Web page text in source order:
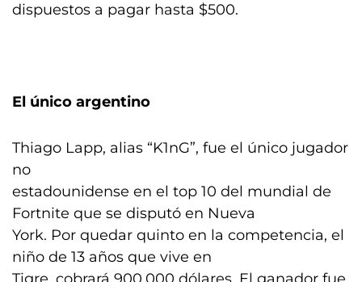
dispuestos a pagar hasta $500.
El único argentino
Thiago Lapp, alias “K1nG”, fue el único jugador
no
estadounidense en el top 10 del mundial de
Fortnite que se disputó en Nueva
York. Por quedar quinto en la competencia, el
niño de 13 años que vive en